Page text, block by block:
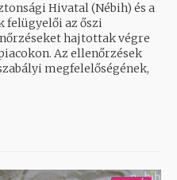
Hivatal (Nébih) és a
az őszi
hajtottak végre
megfelelőségének,